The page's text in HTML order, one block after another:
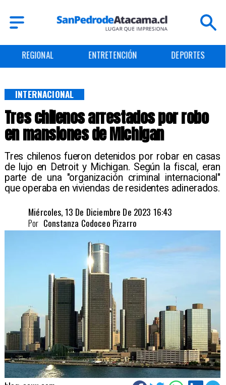
REGIONAL ENTRETENCIÓN DEPORTES
Tres chilenos arrestados por robo
en mansiones de Michigan
Tres chilenos fueron detenidos por robar en casas
de lujo en Detroit y Michigan. Según la fiscal, eran
parte de una "organización criminal internacional"
que operaba en viviendas de residentes adinerados.
INTERNACIONAL
Miércoles, 13 De Diciembre De 2023 16:43
Constanza Codoceo Pizarro
Por